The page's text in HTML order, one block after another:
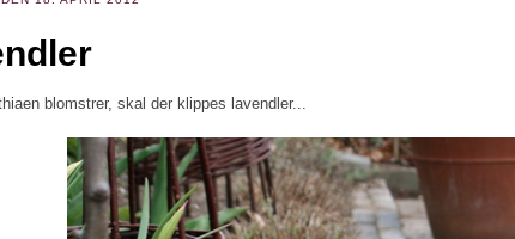
blomstrer, skal der klippes lavendler...